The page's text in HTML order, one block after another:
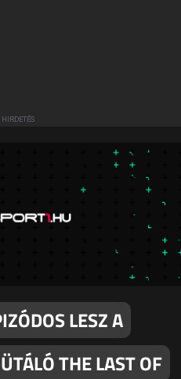
LESZ A
THE LAST OF